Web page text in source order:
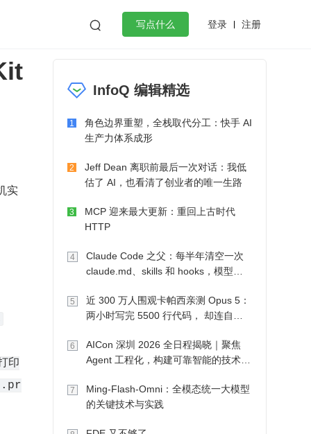
 写点什么 登录 注册
工作
微服务架构 flutter
实
印
InfoQ 编辑精选
1
角色边界重塑，全栈取代分工：快手 AI
生产力体系成形
2
Jeff Dean 离职前最后一次对话：我低
估了 AI，也看清了创业者的唯一生路
3
MCP 迎来最大更新：重回上古时代
HTTP
4
Claude Code 之父：每半年清空一次
claude.md、skills 和 hooks，模型自
5
近 300 万人围观卡帕西亲测 Opus 5：
两小时写完 5500 行代码， 却连自己
6
AICon 深圳 2026 全日程揭晓｜聚焦
Agent 工程化，构建可靠智能的技术路
7
Ming-Flash-Omni：全模态统一大模型
的关键技术与实践